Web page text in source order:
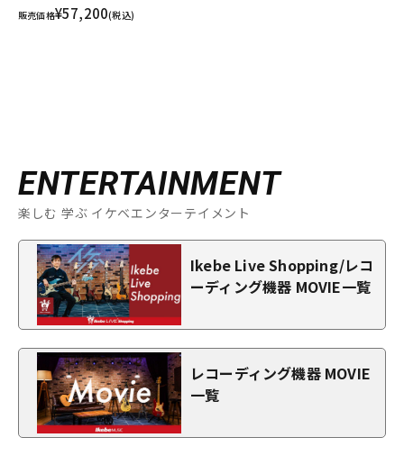
販売価格¥57,200(税込)
ENTERTAINMENT
楽しむ 学ぶ イケベエンターテイメント
Ikebe Live Shopping/レコ
ーディング機器 MOVIE一覧
レコーディング機器 MOVIE
一覧